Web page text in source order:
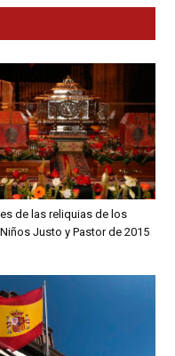
de las reliquias de los
Justo y Pastor de 2015